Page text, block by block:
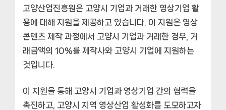
고양산업진흥원은 고양시 기업과 거래한 영상기업 활
용에 대해 지원을 제공하고 있습니다. 이 지원은 영상
콘텐츠 제작 과정에서 고양시 기업과 거래한 경우, 거
래금액의 10%를 제작사와 고양시 기업에 지원하는
것입니다.
이 지원을 통해 고양시 기업과 영상기업 간의 협력을
촉진하고, 고양시 지역 영상산업 활성화를 도모하고자